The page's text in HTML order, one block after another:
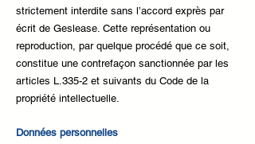
strictement interdite sans l’accord exprès par
écrit de Geslease. Cette représentation ou
reproduction, par quelque procédé que ce soit,
constitue une contrefaçon sanctionnée par les
articles L.335-2 et suivants du Code de la
propriété intellectuelle.
Données personnelles